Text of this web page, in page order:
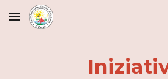
Skip to main content